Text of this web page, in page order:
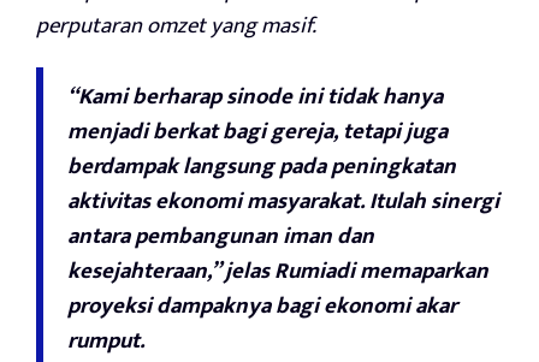
perputaran omzet yang masif.
“Kami berharap sinode ini tidak hanya
menjadi berkat bagi gereja, tetapi juga
berdampak langsung pada peningkatan
aktivitas ekonomi masyarakat. Itulah sinergi
antara pembangunan iman dan
kesejahteraan,” jelas Rumiadi memaparkan
proyeksi dampaknya bagi ekonomi akar
rumput.